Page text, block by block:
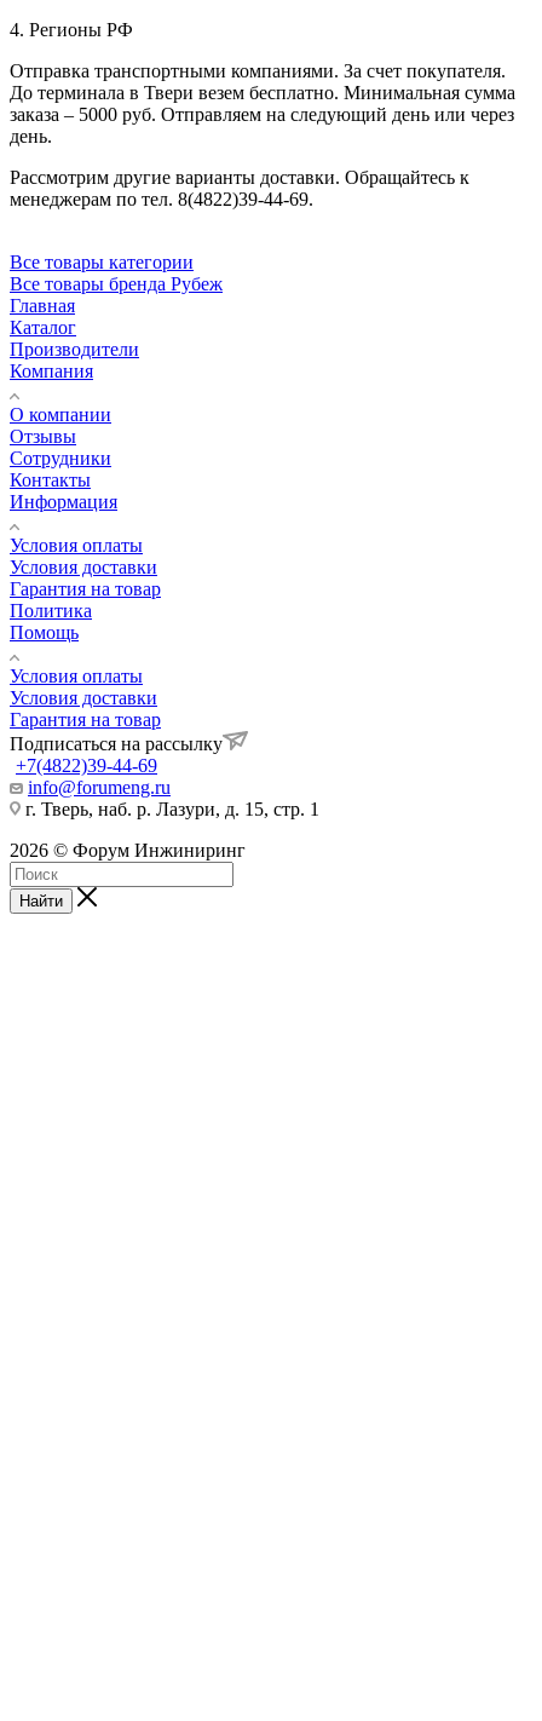
4. Регионы РФ
Отправка транспортными компаниями. За счет покупателя.
До терминала в Твери везем бесплатно. Минимальная сумма
заказа – 5000 руб. Отправляем на следующий день или через
день.
Рассмотрим другие варианты доставки. Обращайтесь к
менеджерам по тел. 8(4822)39-44-69.
Все товары категории
Все товары бренда Рубеж
Главная
Каталог
Производители
Компания
О компании
Отзывы
Сотрудники
Контакты
Информация
Условия оплаты
Условия доставки
Гарантия на товар
Политика
Помощь
Условия оплаты
Условия доставки
Гарантия на товар
Подписаться на рассылку
+7(4822)39-44-69
info@forumeng.ru
г. Тверь, наб. р. Лазури, д. 15, стр. 1
2026 © Форум Инжиниринг
Найти